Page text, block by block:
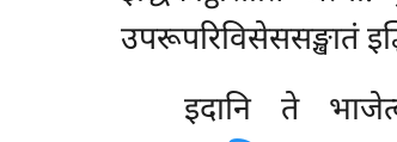
उपरूपरिविसेससङ्खातं
इदानि ते